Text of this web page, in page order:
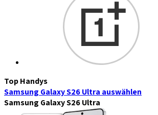
Top Handys
Samsung Galaxy S26 Ultra auswählen
Samsung Galaxy S26 Ultra